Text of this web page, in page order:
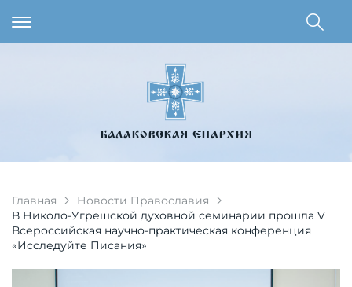
БАЛАКОВСКАЯ ЕПАРХИЯ
Главная
Новости Православия
В Николо-Угрешской духовной семинарии прошла V
Всероссийская научно-практическая конференция
«Исследуйте Писания»